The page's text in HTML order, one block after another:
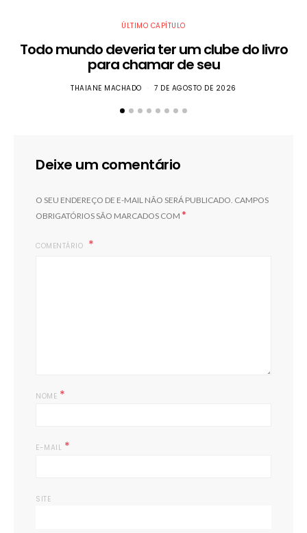
ÚLTIMO CAPÍTULO
Todo mundo deveria ter um clube do livro
para chamar de seu
THAIANE MACHADO 7 DE AGOSTO DE 2026
Deixe um comentário
O SEU ENDEREÇO DE E-MAIL NÃO SERÁ PUBLICADO. CAMPOS
OBRIGATÓRIOS SÃO MARCADOS COM *
COMENTÁRIO
NOME *
E-MAIL *
SITE